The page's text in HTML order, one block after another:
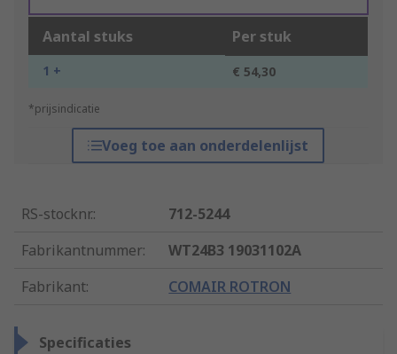
Aantal stuks Per stuk
1 + € 54,30
*prijsindicatie
Voeg toe aan onderdelenlijst
RS-stocknr.:
712-5244
Fabrikantnummer:
WT24B3 19031102A
Fabrikant: COMAIR ROTRON
Specificaties